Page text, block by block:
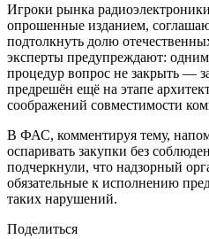
Игроки рынка
опрошенные изданием,
подтолкнуть долю
эксперты предупреждают:
процедур вопрос не закрыть —
предрешён ещё на этапе
соображений совместимости
В ФАС, комментируя тему,
оспаривать закупки без
подчеркнули, что надзорный
обязательные к исполнению
таких нарушений.
Поделиться